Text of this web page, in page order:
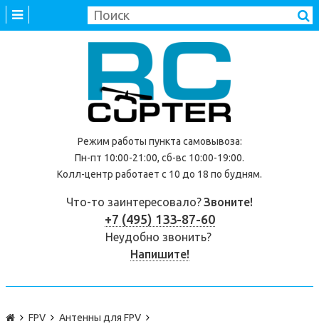
Режим работы пункта самовывоза:
Пн-пт 10:00-21:00, сб-вс 10:00-19:00.
Колл-центр работает с 10 до 18 по будням.
Что-то заинтересовало?Звоните!
+7 (495) 133-87-60
Неудобно звонить?
Напишите!
FPV Антенны для FPV